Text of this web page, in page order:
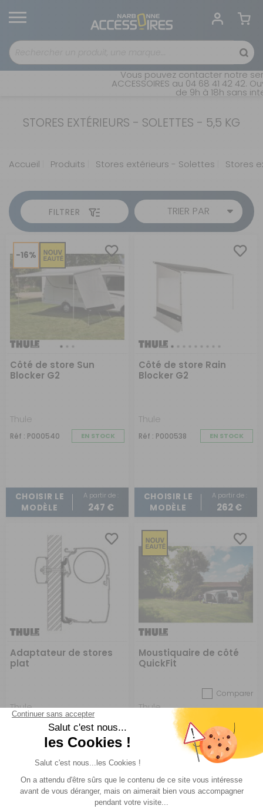
Vous pouvez contacter notre
ACCESSOIRES au 04 68 41 42 42.
de 9h à 18h sans
STORES EXTÉRIEURS - SOLETTES - 5,5 KG
Accueil Produits Stores extérieurs - Solettes Stores
FILTRER TRIER PAR
-16%
Côté de store Sun
Blocker G2
Thule
Réf : P000540 EN STOCK
CHOISIR LE
MODÈLE
A partir de :
247 €
Côté de store Rain
Blocker G2
Thule
Réf : P000538 EN STOCK
CHOISIR LE
MODÈLE
A partir de :
262 €
Adaptateur de stores
plat
Thule
Réf : P4441 EN STOCK
CHOISIR LE
MODÈLE
A partir de :
150 €
Moustiquaire de côté
QuickFit
Comparer
Thule
Réf : 740359
COMMANDE
ACHETER 167 €